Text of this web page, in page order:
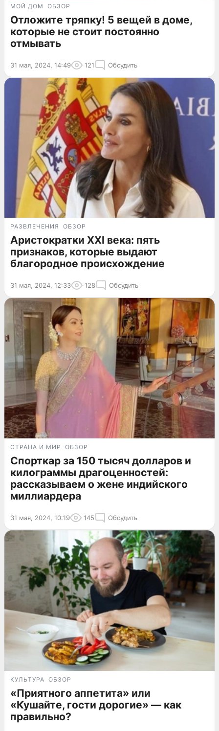
МОЙ ДОМ ОБЗОР
Отложите тряпку! 5 вещей в доме,
которые не стоит постоянно
отмывать
31 мая, 2024, 14:49 121 Обсудить
РАЗВЛЕЧЕНИЯ ОБЗОР
Аристократки XXI века: пять
признаков, которые выдают
благородное происхождение
31 мая, 2024, 12:33 128 Обсудить
СТРАНА И МИР ОБЗОР
Спорткар за 150 тысяч долларов и
килограммы драгоценностей:
рассказываем о жене индийского
миллиардера
31 мая, 2024, 10:19 145 Обсудить
КУЛЬТУРА ОБЗОР
«Приятного аппетита» или
«Кушайте, гости дорогие» — как
правильно?